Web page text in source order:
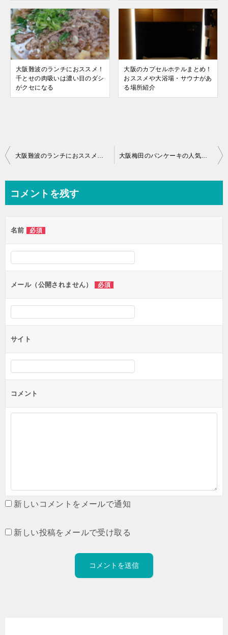
大阪難波のランチにおススメ！
千とせの肉吸いは濃い目のダシ
がクセになる
大阪のカプセルホテルまとめ！
おススメや大浴場・サウナがあ
る場所紹介
投
ビ
ー
シ
ン
大阪難波のランチにおススメ！千とせの肉吸いは濃い目のダシがクセになる 大阪梅田のパンケーキの人気店、ロカンダのオシャレ空間ぶりに圧倒される
コメントを残す
名前 必須
メール（公開されません） 必須
サイト
コメント
新しいコメントをメールで通知
新しい投稿をメールで受け取る